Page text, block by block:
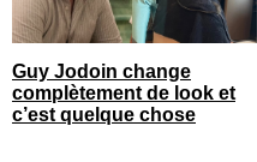
Guy Jodoin change
complètement de look et
c’est quelque chose